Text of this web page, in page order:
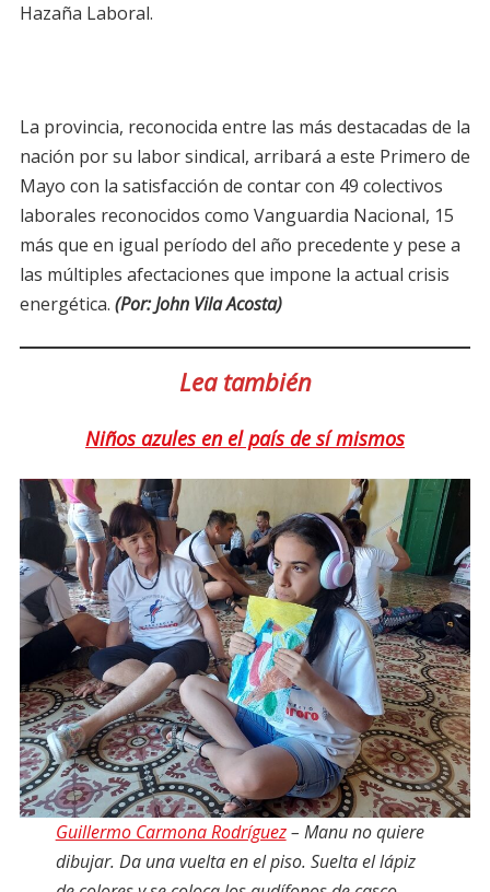
Hazaña Laboral.
La provincia, reconocida entre las más destacadas de la
nación por su labor sindical, arribará a este Primero de
Mayo con la satisfacción de contar con 49 colectivos
laborales reconocidos como Vanguardia Nacional, 15
más que en igual período del año precedente y pese a
las múltiples afectaciones que impone la actual crisis
energética. (Por: John Vila Acosta)
Lea también
Niños azules en el país de sí mismos
Guillermo Carmona Rodríguez– Manu no quiere
dibujar. Da una vuelta en el piso. Suelta el lápiz